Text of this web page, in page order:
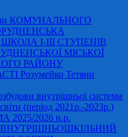
КОМУНАЛЬНОГО
І-ІІІ СТУПЕНІВ
МІСЬКОЇ
РАЙОНУ
Розумейко Тетяни
внутрішньої системи
(період 2021р.-2023р.)
2026 н.р.